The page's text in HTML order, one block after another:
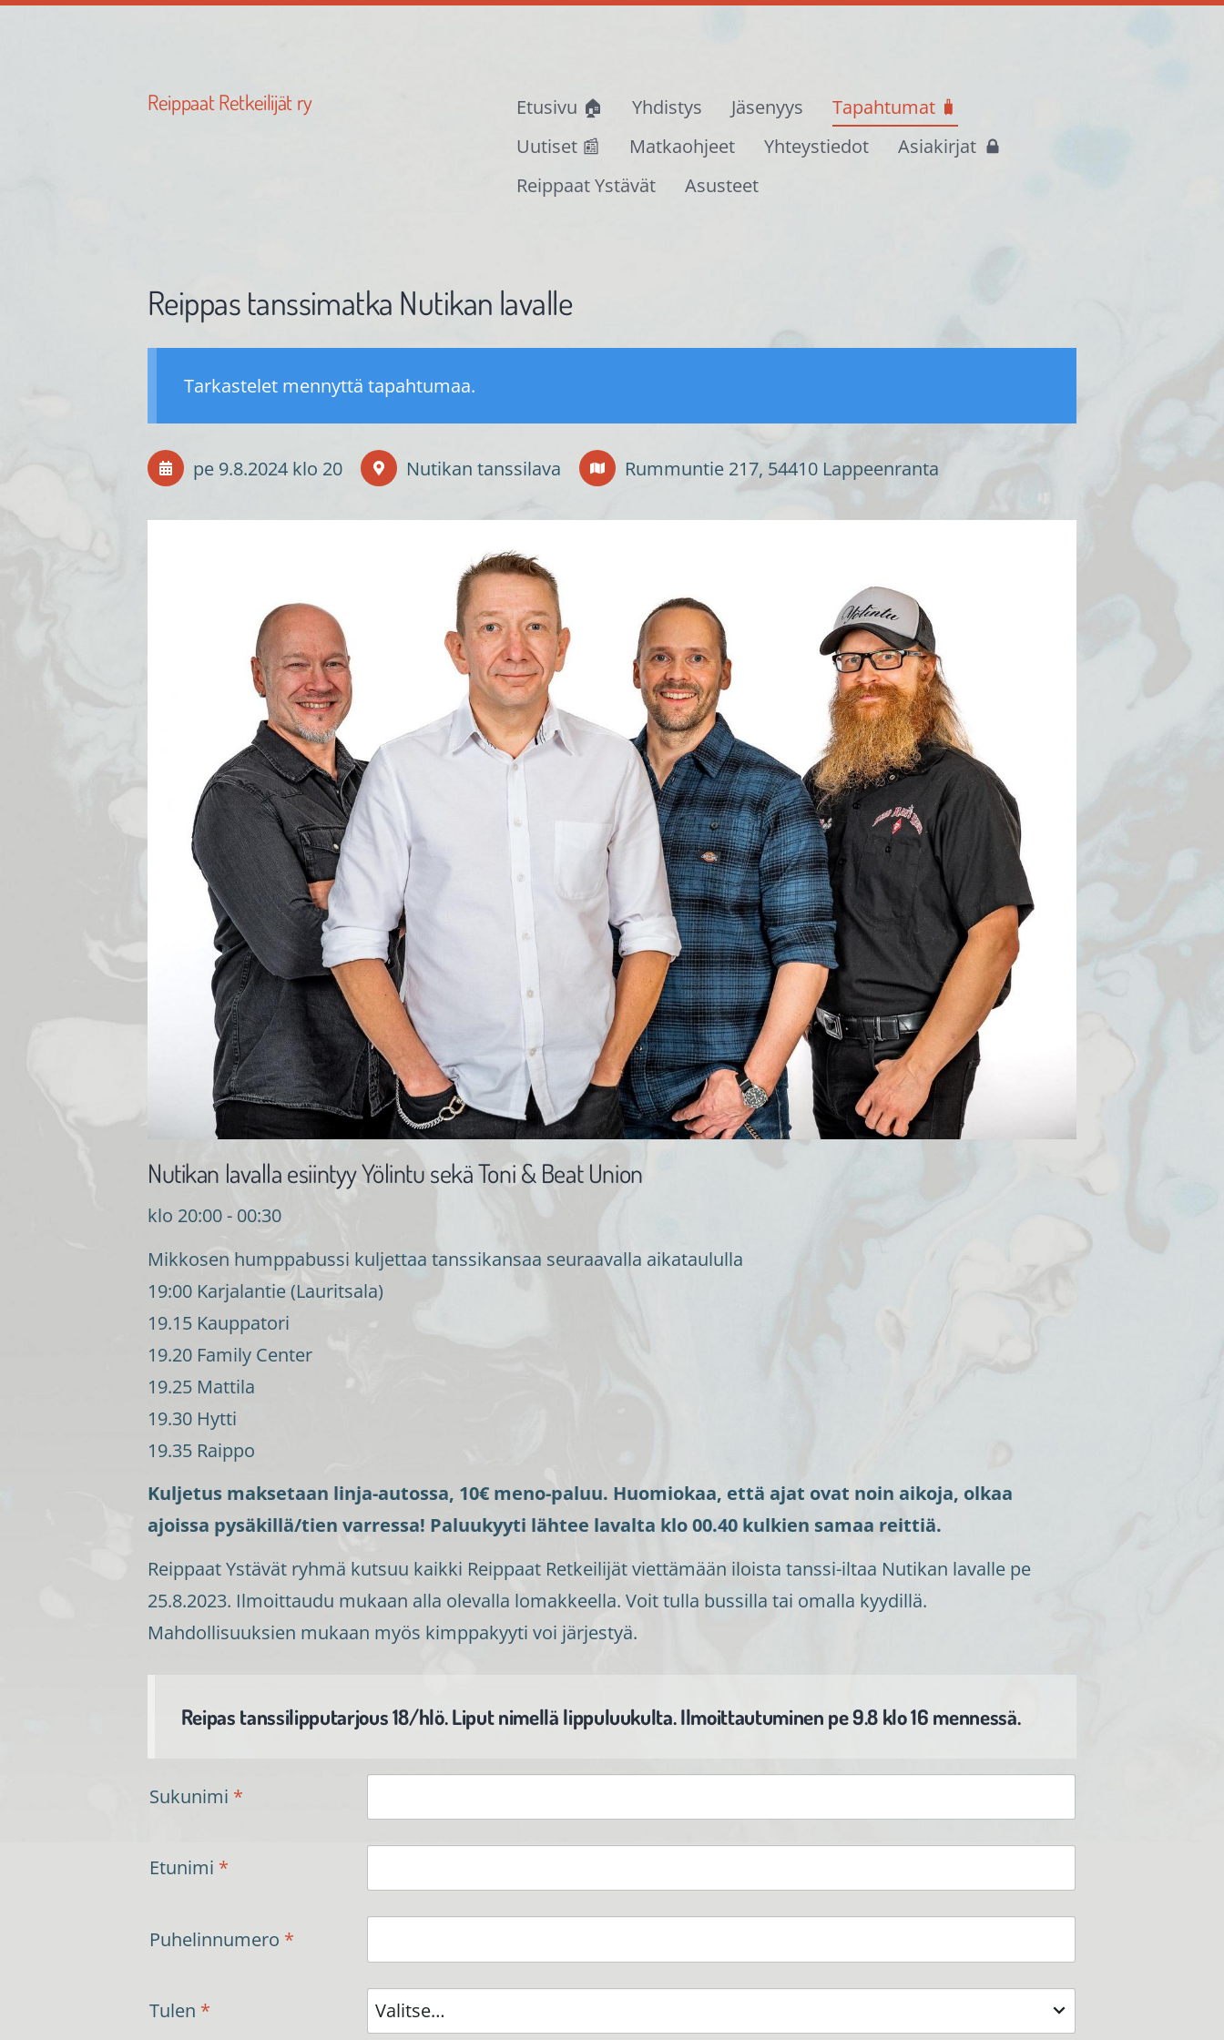
Reippaat Retkeilijät ry Etusivu 🏠 Yhdistys Jäsenyys
Tapahtumat 🧳
Uutiset 📰
Matkaohjeet Yhteystiedot
Asiakirjat
Reippaat Ystävät
Asusteet
Reippas tanssimatka Nutikan lavalle
Tarkastelet mennyttä tapahtumaa.
pe 9.8.2024 klo 20 Nutikan tanssilava Rummuntie 217, 54410 Lappeenranta
Nutikan lavalla esiintyy Yölintu sekä Toni & Beat Union
klo 20:00 - 00:30
Mikkosen humppabussi kuljettaa tanssikansaa seuraavalla aikataululla
19:00 Karjalantie (Lauritsala)
19.15 Kauppatori
19.20 Family Center
19.25 Mattila
19.30 Hytti
19.35 Raippo
Kuljetus maksetaan linja-autossa, 10€ meno-paluu. Huomiokaa, että ajat ovat noin aikoja, olkaa
ajoissa pysäkillä/tien varressa! Paluukyyti lähtee lavalta klo 00.40 kulkien samaa reittiä.
Reippaat Ystävät ryhmä kutsuu kaikki Reippaat Retkeilijät viettämään iloista tanssi-iltaa Nutikan lavalle pe
25.8.2023. Ilmoittaudu mukaan alla olevalla lomakkeella. Voit tulla bussilla tai omalla kyydillä.
Mahdollisuuksien mukaan myös kimppakyyti voi järjestyä.
Reipas tanssilipputarjous 18/hlö. Liput nimellä lippuluukulta. Ilmoittautuminen pe 9.8 klo 16 mennessä.
Sukunimi *
Etunimi *
Puhelinnumero *
Tulen *